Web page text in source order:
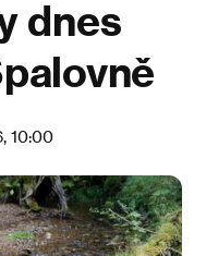
dnes
10:00